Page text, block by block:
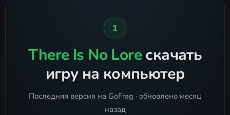
1
There Is No Loreскачать
игру на компьютер
Последняя версия на GoFrag · обновлено месяц
назад